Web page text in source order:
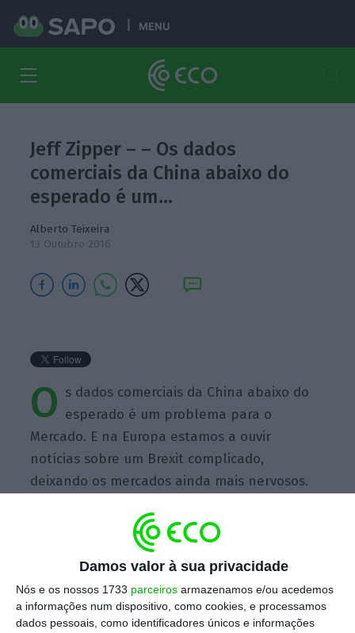
Damos valor à sua privacidade
Nós e os nossos 1733 parceiros armazenamos e/ou acedemos
a informações num dispositivo, como cookies, e processamos
dados pessoais, como identificadores únicos e informações
MENU
Jeff Zipper – – Os dados
comerciais da China abaixo do
esperado é um…
Alberto Teixeira
13 Outubro 2016
O s dados comerciais da China abaixo do
esperado é um problema para o
Mercado. E na Europa estamos a ouvir
notícias sobre um Brexit complicado,
deixando os mercados ainda mais nervosos.
https://eco.sapo.pt/quote/jeff-zipper-os-dados-comerciais-da-china-abaixo-do-esperado-e-um-3/ Copiar